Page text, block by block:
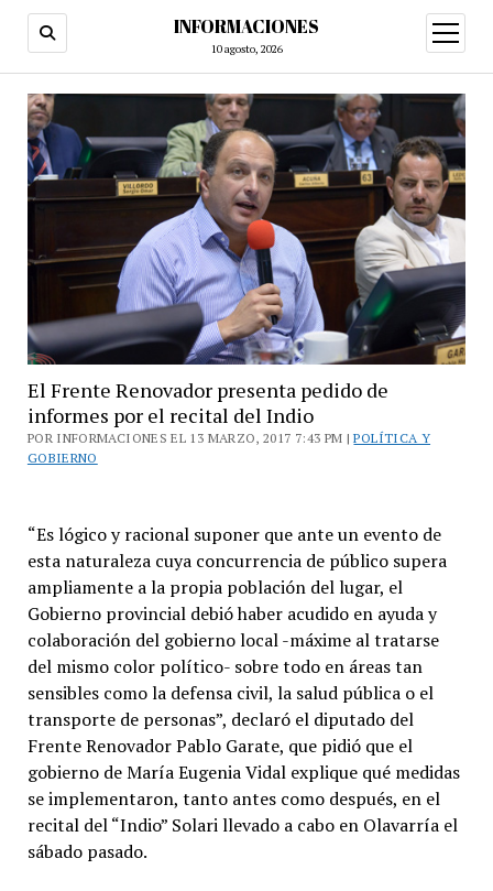
INFORMACIONES
10 agosto, 2026
abrir
menú
El Frente Renovador presenta pedido de
informes por el recital del Indio
POR INFORMACIONES EL 13 MARZO, 2017 7:43 PM |POLÍTICA Y
GOBIERNO
“Es lógico y racional suponer que ante un evento de
esta naturaleza cuya concurrencia de público supera
ampliamente a la propia población del lugar, el
Gobierno provincial debió haber acudido en ayuda y
colaboración del gobierno local -máxime al tratarse
del mismo color político- sobre todo en áreas tan
sensibles como la defensa civil, la salud pública o el
transporte de personas”, declaró el diputado del
Frente Renovador Pablo Garate, que pidió que el
gobierno de María Eugenia Vidal explique qué medidas
se implementaron, tanto antes como después, en el
recital del “Indio” Solari llevado a cabo en Olavarría el
sábado pasado.